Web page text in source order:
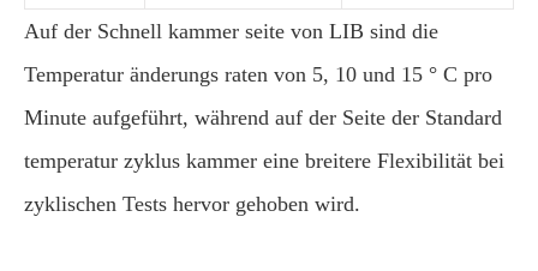
Auf der Schnell kammer seite von LIB sind die
Temperatur änderungs raten von 5, 10 und 15 ° C pro
Minute aufgeführt, während auf der Seite der Standard
temperatur zyklus kammer eine breitere Flexibilität bei
zyklischen Tests hervor gehoben wird.